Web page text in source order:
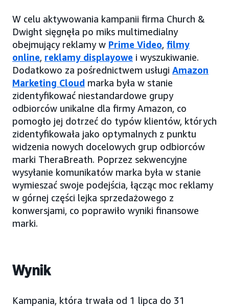
W celu aktywowania kampanii firma Church &
Dwight sięgnęła po miks multimedialny
obejmujący reklamy w Prime Video, filmy
online, reklamy displayowe i wyszukiwanie.
Dodatkowo za pośrednictwem usługi Amazon
Marketing Cloud marka była w stanie
zidentyfikować niestandardowe grupy
odbiorców unikalne dla firmy Amazon, co
pomogło jej dotrzeć do typów klientów, których
zidentyfikowała jako optymalnych z punktu
widzenia nowych docelowych grup odbiorców
marki TheraBreath. Poprzez sekwencyjne
wysyłanie komunikatów marka była w stanie
wymieszać swoje podejścia, łącząc moc reklamy
w górnej części lejka sprzedażowego z
konwersjami, co poprawiło wyniki finansowe
marki.
Wynik
Kampania, która trwała od 1 lipca do 31